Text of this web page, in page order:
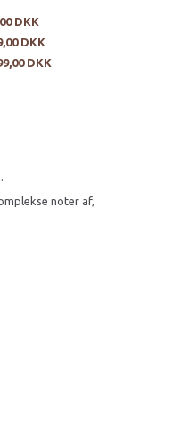
DKK
DKK
DKK
noter af,